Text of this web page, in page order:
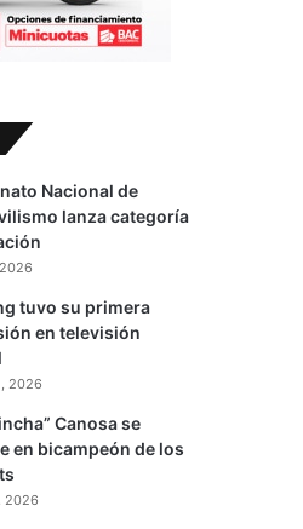
Nacional de
lanza categoría
tuvo su primera
en televisión
2026
Canosa se
en bicampeón de los
2026